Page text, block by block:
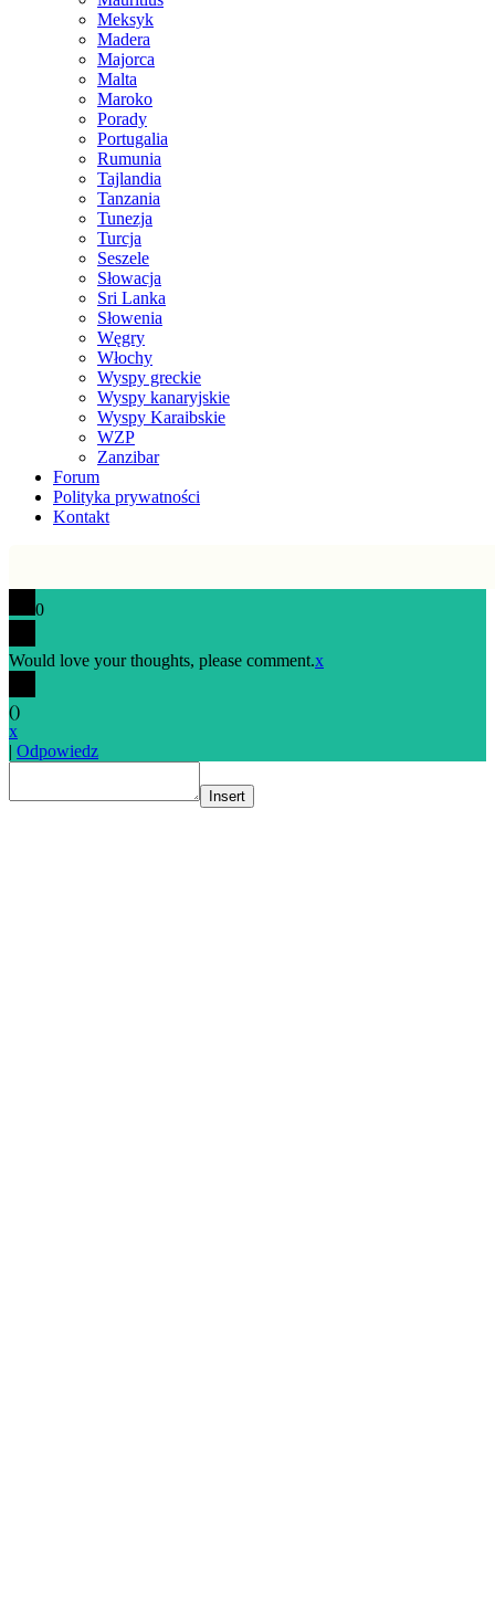
Meksyk
Madera
Majorca
Malta
Maroko
Porady
Portugalia
Rumunia
Tajlandia
Tanzania
Tunezja
Turcja
Seszele
Słowacja
Sri Lanka
Słowenia
Węgry
Włochy
Wyspy greckie
Wyspy kanaryjskie
Wyspy Karaibskie
WZP
Zanzibar
Forum
Polityka prywatności
Kontakt
0
Would love your thoughts, please comment.x
()
x
| Odpowiedz
Insert